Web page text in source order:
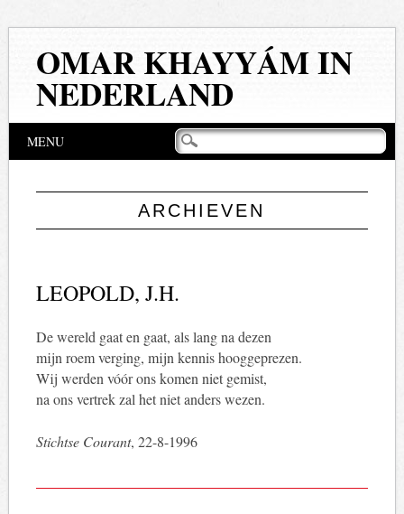
OMAR KHAYYÁM IN
NEDERLAND
Hoofdmenu
springen
MENU
ARCHIEVEN
LEOPOLD, J.H.
De wereld gaat en gaat, als lang na dezen
mijn roem verging, mijn kennis hooggeprezen.
Wij werden vóór ons komen niet gemist,
na ons vertrek zal het niet anders wezen.
Stichtse Courant, 22-8-1996